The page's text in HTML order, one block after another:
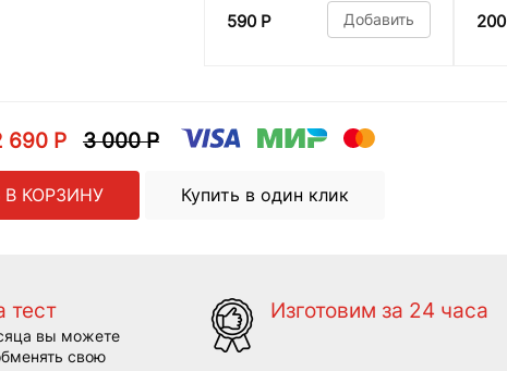
590 Р Добавить 200
690 Р 3 000 Р
КОРЗИНУ Купить в один клик
тест
вы можете
свою
Изготовим за 24 часа